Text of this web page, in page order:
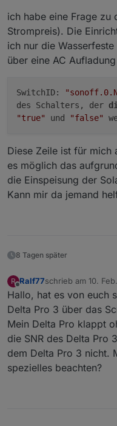
javascript.0
javascript.0
javascript.0
javascript.0
javascript.0
javascript.0
javascript.0
javascript.0
ich habe eine Frage zu
Strompreis). Die
ich nur die
über eine AC
SwitchID:
des Schalters, der
"true"
und "false"
Diese Zeile ist für mich
es möglich das
die Einspeisung der
Kann mir da jemand
8 Tagen später
R
Offline
Ralf77schrieb am 10.
zuletzt editiert von
Hallo, hat es von euch
Delta Pro 3 über das
Mein Delta Pro klappt
die SNR des Delta Pro
dem Delta Pro 3 nicht.
spezielles beachten?